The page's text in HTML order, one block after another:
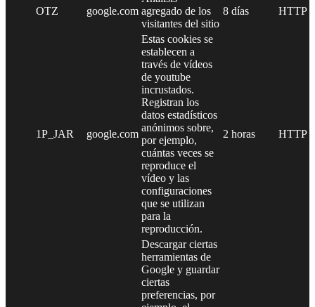
OTZ google.com agregado de los
visitantes del sitio
8 días HTTP
1P_JAR google.com
Estas cookies se
establecen a
través de vídeos
de youtube
incrustados.
Registran los
datos estadísticos
anónimos sobre,
por ejemplo,
cuántas veces se
reproduce el
vídeo y las
configuraciones
que se utilizan
para la
reproducción.
2 horas HTTP
Descargar ciertas
herramientas de
Google y guardar
ciertas
preferencias, por